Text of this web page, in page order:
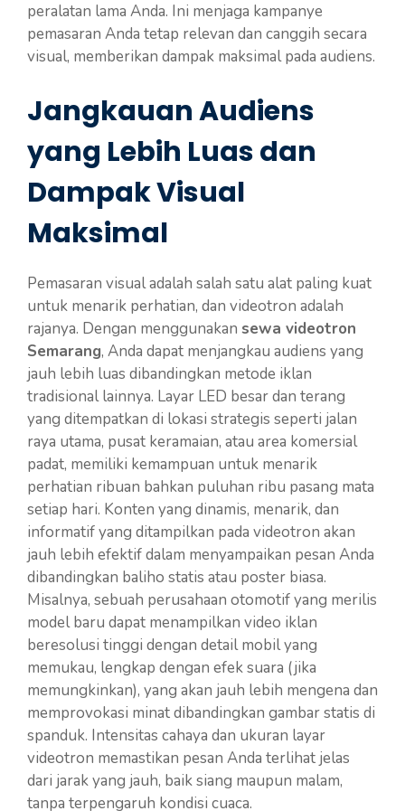
peralatan lama Anda. Ini menjaga kampanye
pemasaran Anda tetap relevan dan canggih secara
visual, memberikan dampak maksimal pada audiens.
Jangkauan Audiens
yang Lebih Luas dan
Dampak Visual
Maksimal
Pemasaran visual adalah salah satu alat paling kuat
untuk menarik perhatian, dan videotron adalah
rajanya. Dengan menggunakan sewa videotron
Semarang, Anda dapat menjangkau audiens yang
jauh lebih luas dibandingkan metode iklan
tradisional lainnya. Layar LED besar dan terang
yang ditempatkan di lokasi strategis seperti jalan
raya utama, pusat keramaian, atau area komersial
padat, memiliki kemampuan untuk menarik
perhatian ribuan bahkan puluhan ribu pasang mata
setiap hari. Konten yang dinamis, menarik, dan
informatif yang ditampilkan pada videotron akan
jauh lebih efektif dalam menyampaikan pesan Anda
dibandingkan baliho statis atau poster biasa.
Misalnya, sebuah perusahaan otomotif yang merilis
model baru dapat menampilkan video iklan
beresolusi tinggi dengan detail mobil yang
memukau, lengkap dengan efek suara (jika
memungkinkan), yang akan jauh lebih mengena dan
memprovokasi minat dibandingkan gambar statis di
spanduk. Intensitas cahaya dan ukuran layar
videotron memastikan pesan Anda terlihat jelas
dari jarak yang jauh, baik siang maupun malam,
tanpa terpengaruh kondisi cuaca.